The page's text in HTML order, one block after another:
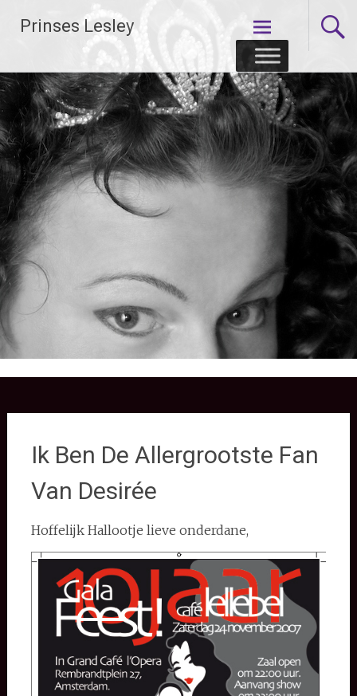
Prinses Lesley
Ik Ben De Allergrootste Fan
Van Desirée
Hoffelijk Hallootje lieve onderdane,